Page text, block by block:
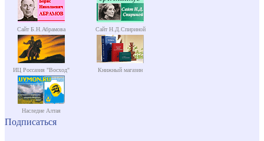
Сайт Б.Н.Абрамова Сайт Н.Д.Спириной
ИЦ Россазия "Восход" Книжный магазин
Наследие Алтая
Подписаться